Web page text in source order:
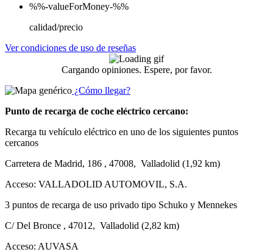
%%-valueForMoney-%%
calidad/precio
Ver condiciones de uso de reseñas
Cargando opiniones. Espere, por favor.
¿Cómo llegar?
Punto de recarga de coche eléctrico cercano:
Recarga tu vehículo eléctrico en uno de los siguientes puntos
cercanos
Carretera de Madrid, 186 , 47008, Valladolid (1,92 km)
Acceso: VALLADOLID AUTOMOVIL, S.A.
3 puntos de recarga de uso privado tipo Schuko y Mennekes
C/ Del Bronce , 47012, Valladolid (2,82 km)
Acceso: AUVASA